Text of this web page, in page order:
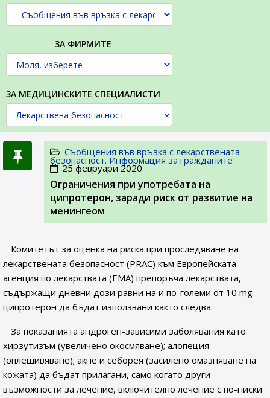
ЗА ФИРМИТЕ
ЗА МЕДИЦИНСКИТЕ СПЕЦИАЛИСТИ
Съобщения във връзка с лекарствената
безопасност. Информация за гражданите
25 февруари 2020
Ограничения при употребата на
ципротерон, заради риск от развитие на
менингеом
Комитетът за оценка на риска при проследяване на
лекарствената безопасност (PRAC) към Европейската
агенция по лекарствата (ЕМА) препоръча лекарствата,
съдържащи дневни дози равни на и по-големи от 10 mg
ципротерон да бъдат използвани както следва:
За показанията андроген-зависими заболявания като
хирзутизъм (увеличено окосмяване); алопеция
(оплешивяване); акне и себорея (засилено омазняване на
кожата) да бъдат прилагани, само когато други
възможности за лечение, включително лечение с по-ниски